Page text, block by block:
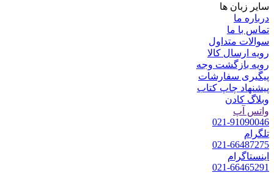
سایر زبان ها
درباره ما
تماس با ما
سوالات متداول
رویه ارسال کالا
رویه بازگشت وجه
پیگیری سفارشات
پیشنهاد چاپ کتاب
وبلاگ کادن
واتس آپ
021-91090046
تلگرام
021-66487275
اینستاگرام
021-66465291